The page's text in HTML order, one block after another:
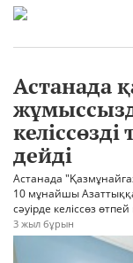
Астанада
дейді
Астанада
10 мұнайшы Азаттыққа
сәуірде келіссөз өтпей
3 жыл бұрын